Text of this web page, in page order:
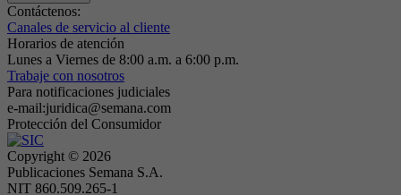
Contáctenos:
Canales de servicio al cliente
Horarios de atención
Lunes a Viernes de 8:00 a.m. a 6:00 p.m.
Trabaje con nosotros
Para notificaciones judiciales
e-mail:juridica@semana.com
Protección del Consumidor
Copyright © 2026
Publicaciones Semana S.A.
NIT 860.509.265-1